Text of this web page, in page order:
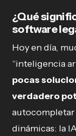
¿Qué
software
Hoy en día,
“inteligencia
pocas
verdadero
autocompletar
dinámicas: la